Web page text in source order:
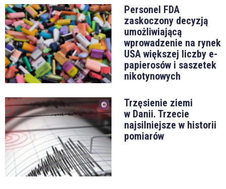
Personel FDA
zaskoczony decyzją
umożliwiającą
wprowadzenie na rynek
USA większej liczby e-
papierosów i saszetek
nikotynowych
Trzęsienie ziemi
w Danii. Trzecie
najsilniejsze w historii
pomiarów